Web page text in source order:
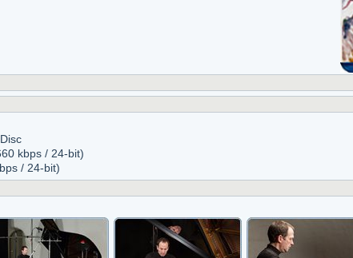
kbps / 24-bit)
/ 24-bit)